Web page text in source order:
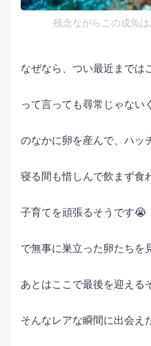
残念ながらこの成魚
なぜなら、つい最近までは
って言っても尋常じゃない
のなかに卵を産んで、ハッ
寝る間も惜しんで飲まず食
子育てを頑張るそうです😭
で無事に巣立った卵たちを
あとはここで最後を迎える
そんなレアな瞬間に出会え